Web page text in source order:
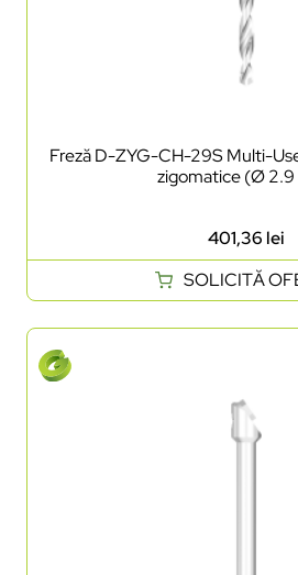
Freză D-ZYG-CH-29S Multi-
zigomatice (Ø
401,36 lei
SOLICITĂ